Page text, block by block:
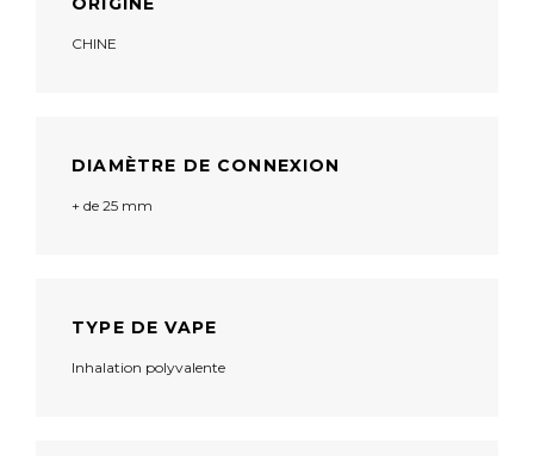
CHINE
DIAMÈTRE DE CONNEXION
+ de 25 mm
TYPE DE VAPE
Inhalation polyvalente